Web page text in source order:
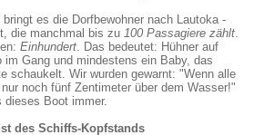
es die Dorfbewohner nach Lautoka -
die manchmal bis zu 100 Passagiere zählt.
Einhundert. Das bedeutet: Hühner auf
Gang und mindestens ein Baby, das
schaukelt. Wir wurden gewarnt: "Wenn alle
noch fünf Zentimeter über dem Wasser!"
dieses Boot immer.
des Schiffs-Kopfstands